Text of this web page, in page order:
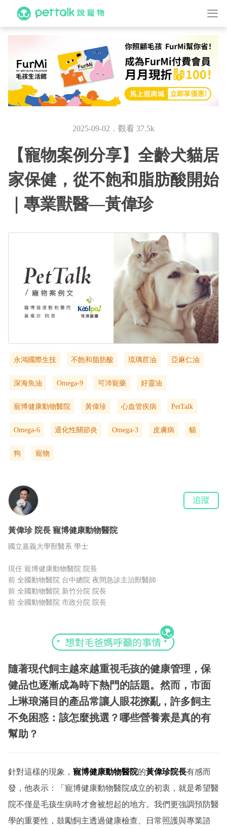
2025-09-02．觀看 37.5k
【寵物案例分享】全齡犬貓居
家保健，從不飽和脂肪酸開始
｜專業獸醫—黃偉珍
永鴻國際生技 不飽和脂肪酸 琉璃苣油 亞麻仁油
深海魚油 Omega-9 可沛寵藥 好靈油
寵博健康動物醫院 黃偉珍 心血管疾病 PetTalk
Omega-6 退化性關節炎 Omega-3 皮膚病 貓
狗 寵物
黃偉珍 院長 寵博健康動物醫院
國立嘉義大學獸醫系 學士
現任 寵博健康動物醫院 院長
前 全國動物醫院 台中總院 夜間急診主治獸醫師
前 全國動物醫院 新竹分院 院長
前 全國動物醫院 市政分院 院長
追蹤
隨著現代飼主越來越重視毛孩的健康管理，保
健品也逐漸成為時下熱門的話題。然而，市面
上琳琅滿目的產品常讓人眼花撩亂，許多飼主
不免困惑：該怎麼挑選？哪些營養素是真的有
幫助？
針對這樣的現象， 寵博健康動物醫院的黃偉珍院長有感而
發，他表示：「寵博健康動物醫院成立的初衷，就是希望醫
院不僅是毛孩生病時才會被想起的地方。我們更強調預防醫
學的重要性，鼓勵飼主透過健康檢查、日常照護與專業諮